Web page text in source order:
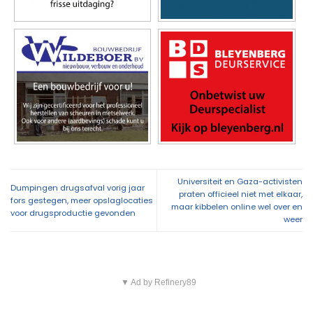
Dumpingen drugsafval vorig jaar
fors gestegen, meer opslaglocaties
voor drugsproductie gevonden
Universiteit en Gaza-activisten
praten officieel niet met elkaar,
maar kibbelen online wel over en
weer
▼ Ad by Refinery89